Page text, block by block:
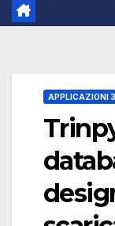
APPLICAZIONI